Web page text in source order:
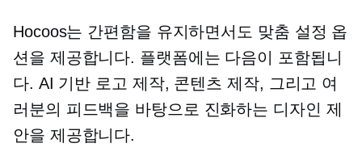
Hocoos는 간편함을 유지하면서도 맞춤 설정 옵
션을 제공합니다. 플랫폼에는 다음이 포함됩니
다. AI 기반 로고 제작, 콘텐츠 제작, 그리고 여
러분의 피드백을 바탕으로 진화하는 디자인 제
안을 제공합니다.